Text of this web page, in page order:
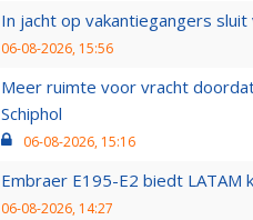
In jacht op vakantiegangers
06-08-2026, 15:56
Meer ruimte voor vracht
Schiphol
06-08-2026, 15:16
Embraer E195-E2 biedt LATAM
06-08-2026, 14:27